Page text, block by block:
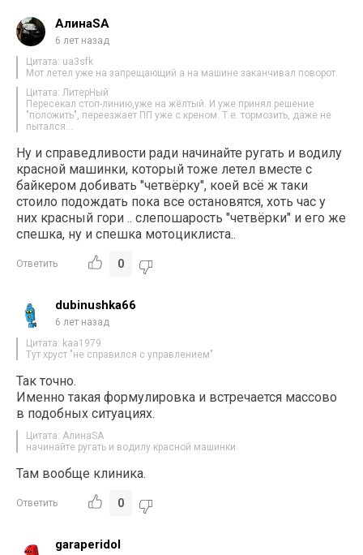
АлинаSA
6 лет назад
Цитата: ua3sfk
Мот летел уже на запрещающий а на машине заканчивал поворот.
Цитата: ЛитерНый
Пересекал стоп-линию,уже на жёлтый. И уже принял решение
"положить", переезжает ПП уже с креном. Т.е. тормозить, даже не
пытался…
Ну и справедливости ради начинайте ругать и водилу
красной машинки, который тоже летел вместе с
байкером добивать "четвёрку", коей всё ж таки
стоило подождать пока все остановятся, хоть час у
них красный гори .. слепошарость "четвёрки" и его же
спешка, ну и спешка мотоциклиста..
Ответить 0
dubinushka66
6 лет назад
Цитата: kaa1979
Тут хруст "не справился с управлением"
Так точно.
Именно такая формулировка и встречается массово
в подобных ситуациях.
Цитата: АлинаSA
начинайте ругать и водилу красной машинки
Там вообще клиника.
Ответить 0
garaperidol